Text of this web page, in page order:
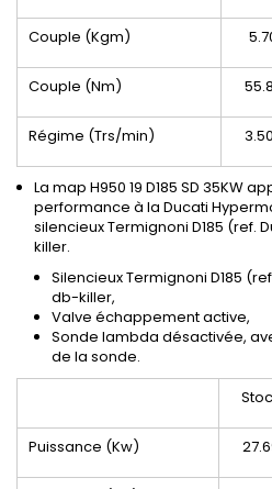
Couple (Kgm)
Couple (Nm)
Régime (Trs/min)
La map H950 19 D185 SD 35KW
performance à la Ducati
silencieux Termignoni D185 (ref.
killer.
Silencieux Termignoni D185
db-killer,
Valve échappement active,
Sonde lambda désactivée,
de la sonde.
Puissance (Kw)